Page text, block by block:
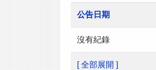
公告日期
沒有紀錄
[ 全部展開 ]